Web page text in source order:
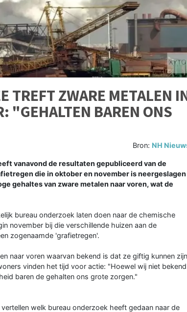
TREFT ZWARE METALEN
"GEHALTEN BAREN ONS
Bron: NH
vanavond de resultaten gepubliceerd van de
die in oktober en november is neergeslagen
gehaltes van zware metalen naar voren, wat de
bureau onderzoek laten doen naar de chemische
november bij die verschillende huizen aan de
zogenaamde 'grafietregen'.
naar voren waarvan bekend is dat ze giftig kunnen zijn
vinden het tijd voor actie: "Hoewel wij niet bekend
baren de gehalten ons grote zorgen."
vertellen welk bureau onderzoek heeft gedaan naar de